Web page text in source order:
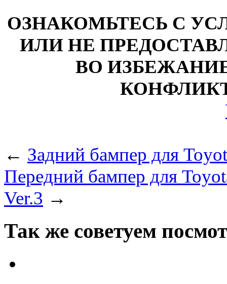
ОЗНАКОМЬТЕСЬ С
ИЛИ НЕ
ВО
← Задний бампер для
Передний бампер для
Ver.3 →
Так же советуем